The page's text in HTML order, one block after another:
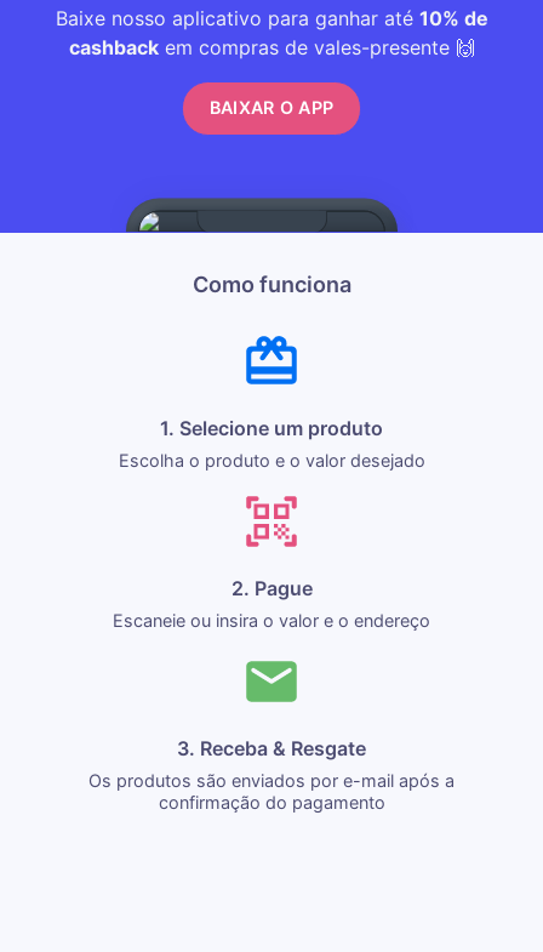
Baixe nosso aplicativo para ganhar até 10% de
cashbackem compras de vales-presente 🙌
BAIXAR O APP
Como funciona
1. Selecione um produto
Escolha o produto e o valor desejado
2. Pague
Escaneie ou insira o valor e o endereço
3. Receba & Resgate
Os produtos são enviados por e-mail após a
confirmação do pagamento